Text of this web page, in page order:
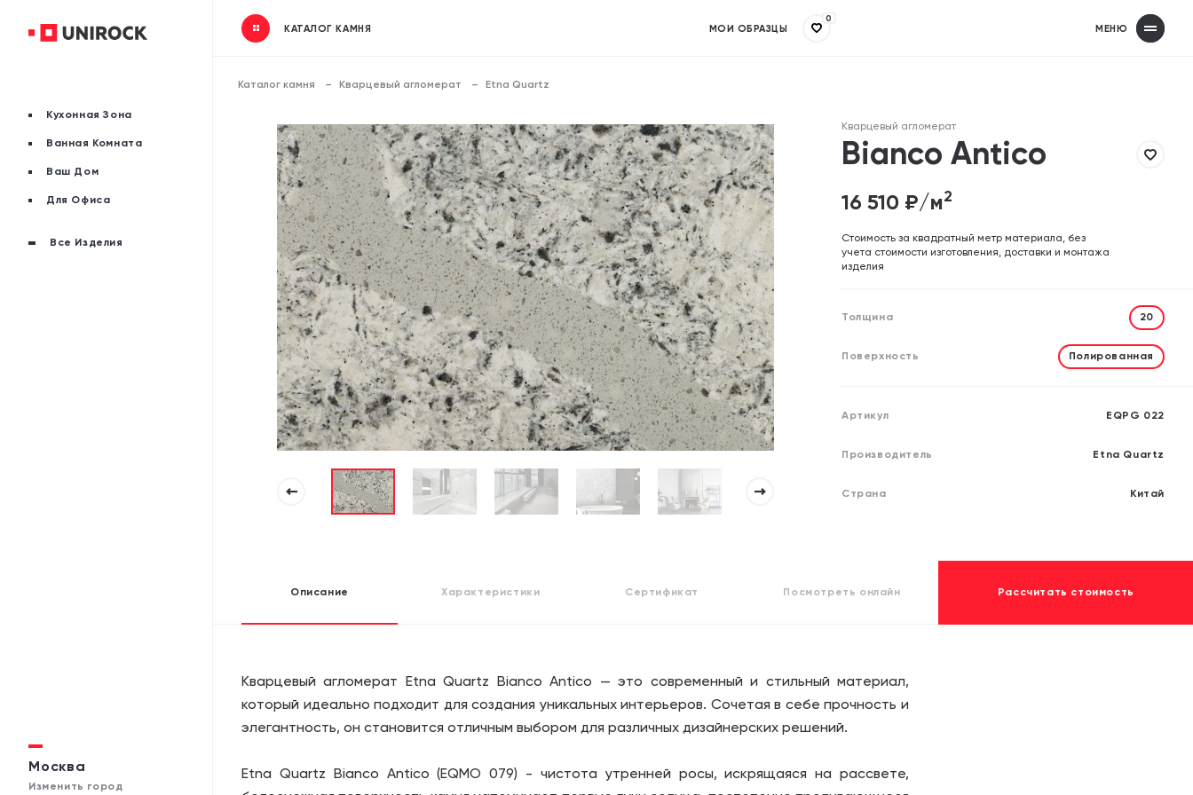
Москва
Изменить город
Кухонная Зона
Ванная Комната
Ваш Дом
Для Офиса
Все Изделия
КАТАЛОГ КАМНЯ МОИ ОБРАЗЦЫ
0
МЕНЮ
Каталог камня Кварцевый агломерат Etna Quartz
Кварцевый агломерат
Bianco Antico
16 510 ₽/м2
Cтоимость за квадратный метр материала, без
учета стоимости изготовления, доставки и монтажа
изделия
Толщина 20
Поверхность Полированная
Артикул EQPG 022
Производитель Etna Quartz
Страна Китай
Описание Характеристики Сертификат Посмотреть онлайн Рассчитать стоимость
Кварцевый агломерат Etna Quartz Bianco Antico — это современный и стильный материал,
который идеально подходит для создания уникальных интерьеров. Сочетая в себе прочность и
элегантность, он становится отличным выбором для различных дизайнерских решений.
Etna Quartz Bianco Antico (EQMO 079) - чистота утренней росы, искрящаяся на рассвете,